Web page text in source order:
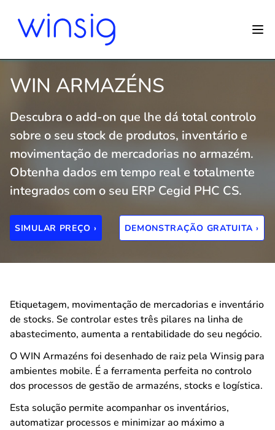
WIN ARMAZÉNS
Descubra o add-on que lhe dá total controlo
sobre o seu stock de produtos, inventário e
movimentação de mercadorias no armazém.
Obtenha dados em tempo real e totalmente
integrados com o seu ERP Cegid PHC CS.
SIMULAR PREÇO › DEMONSTRAÇÃO GRATUITA ›
Etiquetagem, movimentação de mercadorias e inventário
de stocks. Se controlar estes três pilares na linha de
abastecimento, aumenta a rentabilidade do seu negócio.
O WIN Armazéns foi desenhado de raiz pela Winsig para
ambientes mobile. É a ferramenta perfeita no controlo
dos processos de gestão de armazéns, stocks e logística.
Esta solução permite acompanhar os inventários,
automatizar processos e minimizar ao máximo a